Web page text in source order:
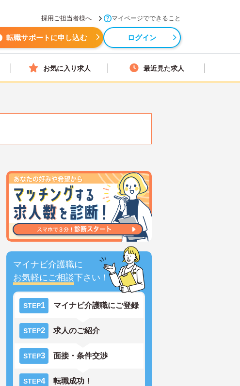
採用ご担当者様へ マイページでできること
転職サポートに申し込む ログイン
お気に入り求人 最近見た求人
マイナビ介護職に
お気軽にご相談下さい！
STEP1 マイナビ介護職にご登録
STEP2 求人のご紹介
STEP3 面接・条件交渉
STEP4 転職成功！